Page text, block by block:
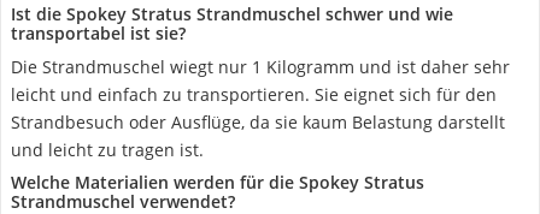
Ist die Spokey Stratus Strandmuschel schwer und wie
transportabel ist sie?
Die Strandmuschel wiegt nur 1 Kilogramm und ist daher sehr
leicht und einfach zu transportieren. Sie eignet sich für den
Strandbesuch oder Ausflüge, da sie kaum Belastung darstellt
und leicht zu tragen ist.
Welche Materialien werden für die Spokey Stratus
Strandmuschel verwendet?